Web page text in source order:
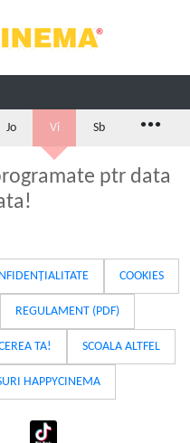
Jo Vi Sb ...
ptr data
COOKIES
REGULAMENT (PDF)
TA! SCOALA ALTFEL
HAPPYCINEMA